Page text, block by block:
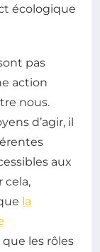
écologique
pas
action
nous.
d’agir, il
aux
cela,
la
que les rôles